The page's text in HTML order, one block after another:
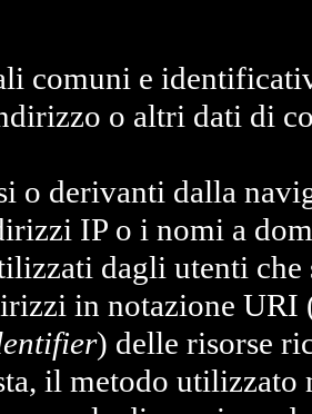
comuni e
o altri dati di
o derivanti dalla
IP o i nomi a
dagli utenti che
in notazione URI
) delle risorse
il metodo utilizzato